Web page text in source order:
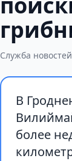
Служба новостей
В
более